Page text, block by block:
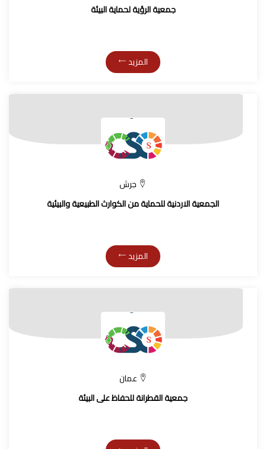
جمعية الرؤية لحماية البيئة
المزيد
جرش
الجمعية الاردنية للحماية من الكوارث الطبيعية والبيئية
المزيد
عمان
جمعية القطرانة للحفاظ على البيئة